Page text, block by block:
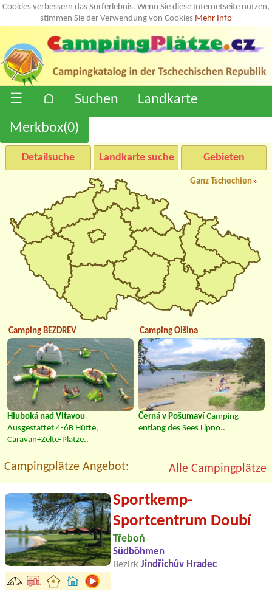
Cookies verbessern das Surferlebnis. Wenn Sie diese Internetseite nutzen,
stimmen Sie der Verwendung von Cookies Mehr Info
☰ ⌂ Suchen
Landkarte
Merkbox(0)
Detailsuche Landkarte suche Gebieten
Ganz Tschechien»
Camping BEZDREV
Hluboká nad Vltavou
Ausgestattet 4-6B Hütte,
Caravan+Zelte-Plätze..
Camping Olšina
Černá v Pošumaví Camping
entlang des Sees Lipno..
Campingplätze Angebot: Alle Campingplätze
Sportkemp-
Sportcentrum Doubí
Třeboň
Südböhmen
Bezirk Jindřichův Hradec